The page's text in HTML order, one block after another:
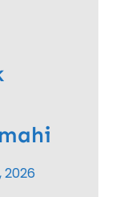
2026